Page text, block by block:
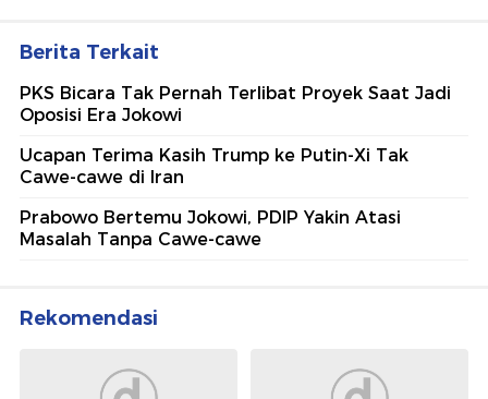
Berita Terkait
PKS Bicara Tak Pernah Terlibat Proyek Saat Jadi
Oposisi Era Jokowi
Ucapan Terima Kasih Trump ke Putin-Xi Tak
Cawe-cawe di Iran
Prabowo Bertemu Jokowi, PDIP Yakin Atasi
Masalah Tanpa Cawe-cawe
Rekomendasi